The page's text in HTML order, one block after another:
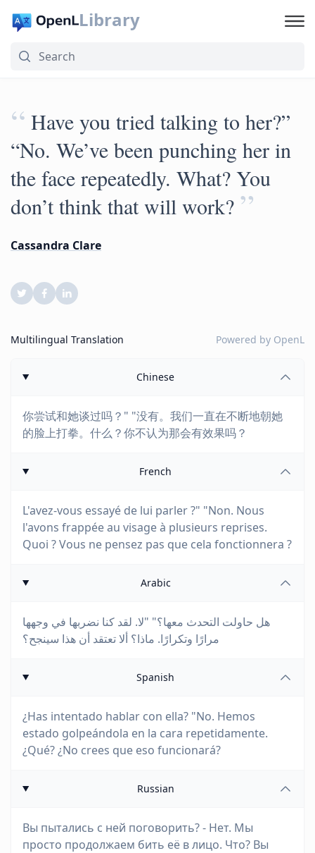
Library
“ Have you tried talking to her?”
“No. We’ve been punching her in
the face repeatedly. What? You
don’t think that will work? ”
Cassandra Clare
Multilingual Translation Powered by OpenL
Chinese
你尝试和她谈过吗？" "没有。我们一直在不断地朝她
的脸上打拳。什么？你不认为那会有效果吗？
French
L'avez-vous essayé de lui parler ?" "Non. Nous
l'avons frappée au visage à plusieurs reprises.
Quoi ? Vous ne pensez pas que cela fonctionnera ?
Arabic
هل حاولت التحدث معها؟" "لا. لقد كنا نضربها في وجهها
مرارًا وتكرارًا. ماذا؟ ألا تعتقد أن هذا سينجح؟
Spanish
¿Has intentado hablar con ella? "No. Hemos
estado golpeándola en la cara repetidamente.
¿Qué? ¿No crees que eso funcionará?
Russian
Вы пытались с ней поговорить? - Нет. Мы
просто продолжаем бить её в лицо. Что? Вы